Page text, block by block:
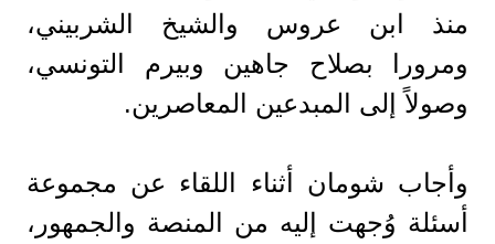
منذ ابن عروس والشيخ الشربيني،
ومرورا بصلاح جاهين وبيرم التونسي،
وصولاً إلى المبدعين المعاصرين.
وأجاب شومان أثناء اللقاء عن مجموعة
أسئلة وُجهت إليه من المنصة والجمهور،